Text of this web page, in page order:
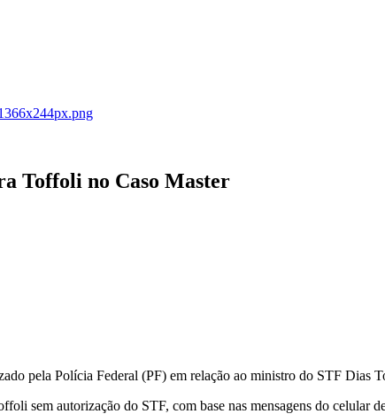
Toffoli no Caso Master
pela Polícia Federal (PF) em relação ao ministro do STF Dias
sem autorização do STF, com base nas mensagens do celular